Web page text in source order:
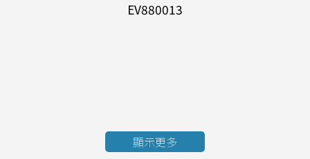
EV880013
顯示更多